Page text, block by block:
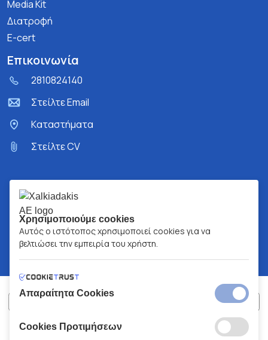
Media Kit
Διατροφή
E-cert
Επικοινωνία
2810824140
Στείλτε Email
Kαταστήματα
Στείλτε CV
ΧΑΛΚΙΑΔΑΚΗΣ Α.Ε.
Χρησιμοποιούμε cookies
Αυτός ο ιστότοπος χρησιμοποιεί cookies για να
βελτιώσει την εμπειρία του χρήστη.
Απαραίτητα Cookies
Cookies Προτιμήσεων